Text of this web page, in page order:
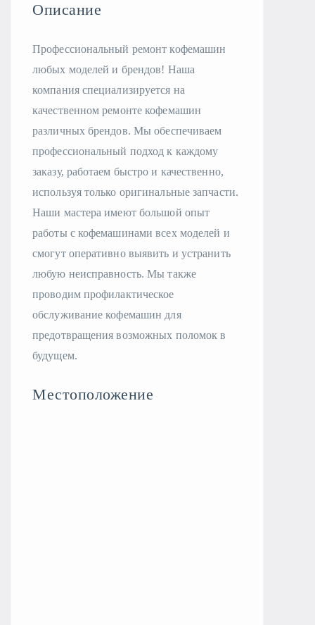
Описание
Профессиональный ремонт кофемашин
любых моделей и брендов! Наша
компания специализируется на
качественном ремонте кофемашин
различных брендов. Мы обеспечиваем
профессиональный подход к каждому
заказу, работаем быстро и качественно,
используя только оригинальные запчасти.
Наши мастера имеют большой опыт
работы с кофемашинами всех моделей и
смогут оперативно выявить и устранить
любую неисправность. Мы также
проводим профилактическое
обслуживание кофемашин для
предотвращения возможных поломок в
будущем.
Местоположение